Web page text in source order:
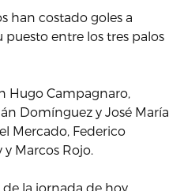
han costado goles a
entre los tres palos
Hugo Campagnaro,
Domínguez y José María
Mercado, Federico
y Marcos Rojo.
la jornada de hoy